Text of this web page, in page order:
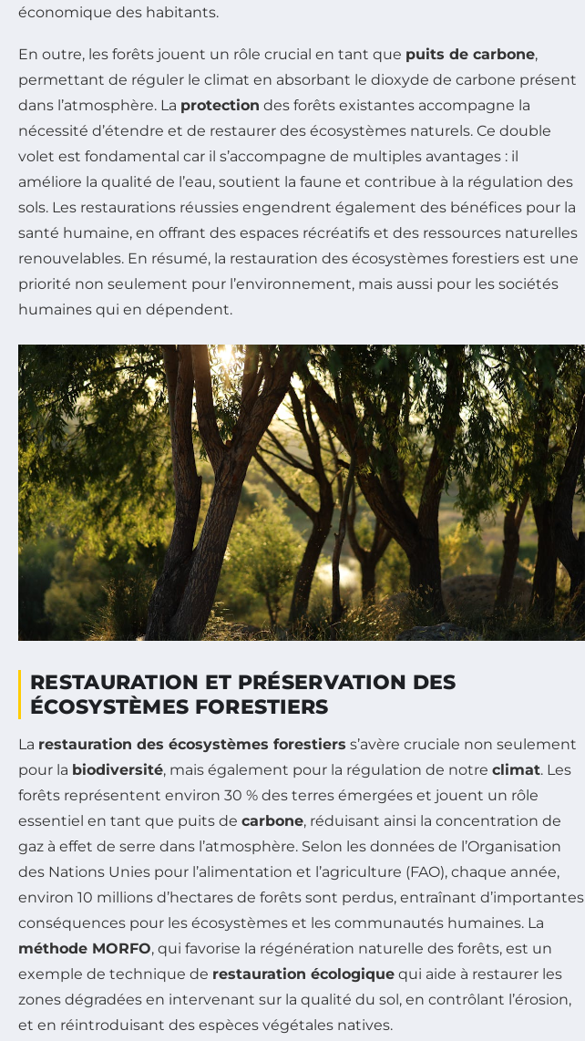
économique des habitants.
En outre, les forêts jouent un rôle crucial en tant que puits de carbone,
permettant de réguler le climat en absorbant le dioxyde de carbone présent
dans l’atmosphère. La protection des forêts existantes accompagne la
nécessité d’étendre et de restaurer des écosystèmes naturels. Ce double
volet est fondamental car il s’accompagne de multiples avantages : il
améliore la qualité de l’eau, soutient la faune et contribue à la régulation des
sols. Les restaurations réussies engendrent également des bénéfices pour la
santé humaine, en offrant des espaces récréatifs et des ressources naturelles
renouvelables. En résumé, la restauration des écosystèmes forestiers est une
priorité non seulement pour l’environnement, mais aussi pour les sociétés
humaines qui en dépendent.
RESTAURATION ET PRÉSERVATION DES
ÉCOSYSTÈMES FORESTIERS
La restauration des écosystèmes forestiers s’avère cruciale non seulement
pour la biodiversité, mais également pour la régulation de notre climat. Les
forêts représentent environ 30 % des terres émergées et jouent un rôle
essentiel en tant que puits de carbone, réduisant ainsi la concentration de
gaz à effet de serre dans l’atmosphère. Selon les données de l’Organisation
des Nations Unies pour l’alimentation et l’agriculture (FAO), chaque année,
environ 10 millions d’hectares de forêts sont perdus, entraînant d’importantes
conséquences pour les écosystèmes et les communautés humaines. La
méthode MORFO, qui favorise la régénération naturelle des forêts, est un
exemple de technique de restauration écologique qui aide à restaurer les
zones dégradées en intervenant sur la qualité du sol, en contrôlant l’érosion,
et en réintroduisant des espèces végétales natives.